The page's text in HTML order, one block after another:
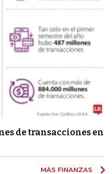
de transacciones en
MÁS FINANZAS